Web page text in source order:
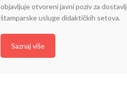
objavljuje otvoreni javni poziv za
štamparske usluge didaktičkih setova.
Saznaj više